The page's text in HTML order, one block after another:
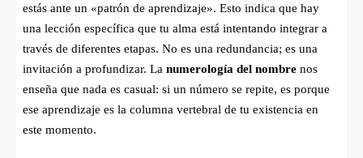
estás ante un «patrón de aprendizaje». Esto indica que hay
una lección específica que tu alma está intentando integrar a
través de diferentes etapas. No es una redundancia; es una
invitación a profundizar. La numerología del nombre nos
enseña que nada es casual: si un número se repite, es porque
ese aprendizaje es la columna vertebral de tu existencia en
este momento.